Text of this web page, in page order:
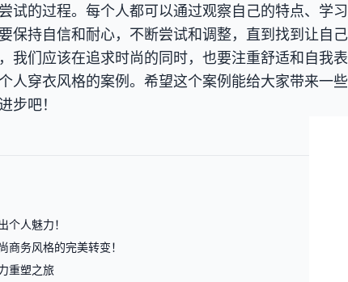
试的过程。每个人都可以通过观察自己的特点、学
保持自信和耐心，不断尝试和调整，直到找到让自
我们应该在追求时尚的同时，也要注重舒适和自我表
人穿衣风格的案例。希望这个案例能给大家带来一
步吧！
人魅力！
务风格的完美转变！
重塑之旅